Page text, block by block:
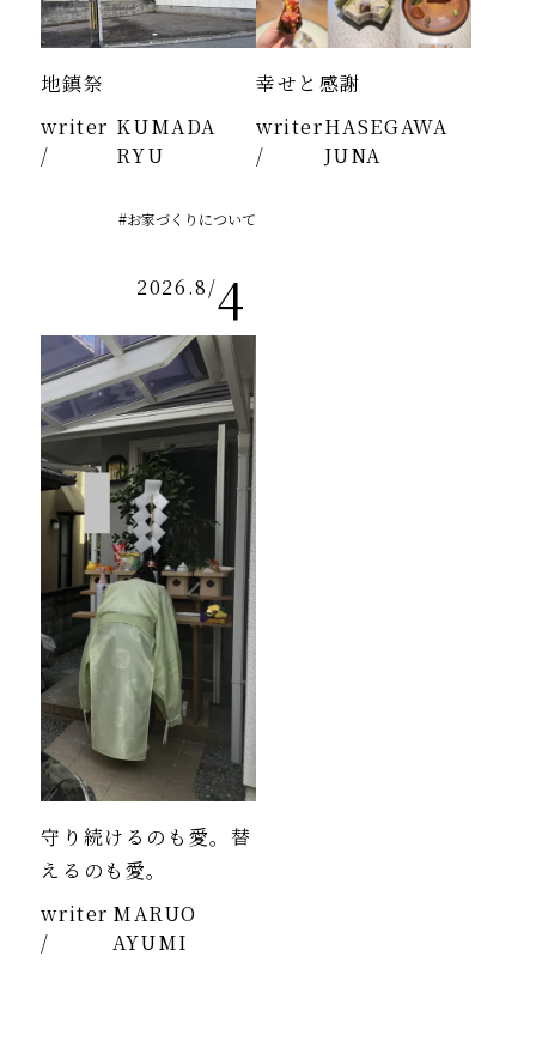
地鎮祭
writer
/
KUMADA
RYU
幸せと感謝
writer
/
HASEGAWA
JUNA
2026.8/4
守り続けるのも愛。替
えるのも愛。
#お家づくりについて
writer
/
MARUO
AYUMI